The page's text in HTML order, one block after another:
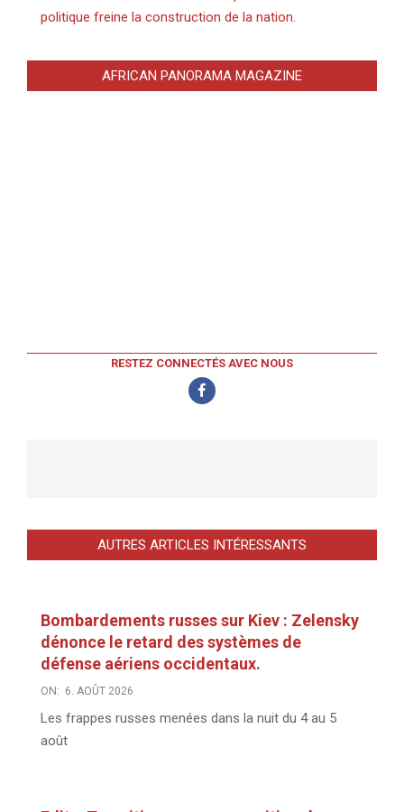
politique freine la construction de la nation.
AFRICAN PANORAMA MAGAZINE
RESTEZ CONNECTÉS AVEC NOUS
AUTRES ARTICLES INTÉRESSANTS
Bombardements russes sur Kiev : Zelensky
dénonce le retard des systèmes de
défense aériens occidentaux.
ON: 6. AOÛT 2026
Les frappes russes menées dans la nuit du 4 au 5
août